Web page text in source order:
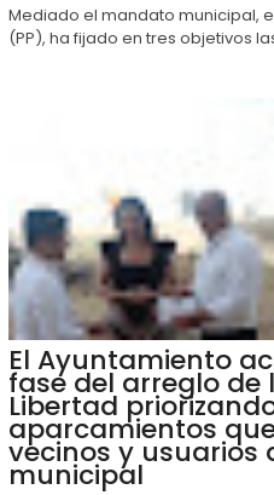
Mediado el mandato municipal,
(PP), ha fijado en tres objetivos
El Ayuntamiento
fase del arreglo de
Libertad
aparcamientos
vecinos y usuarios
municipal